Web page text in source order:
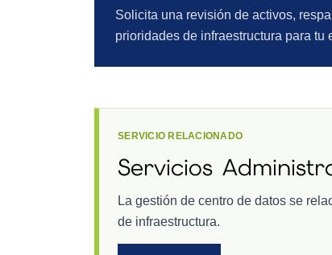
Solicita una revisión de activos,
prioridades de infraestructura para tu
SERVICIO RELACIONADO
Servicios
La gestión de centro de datos se
de infraestructura.